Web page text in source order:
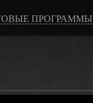
ПРОГРАММЫ